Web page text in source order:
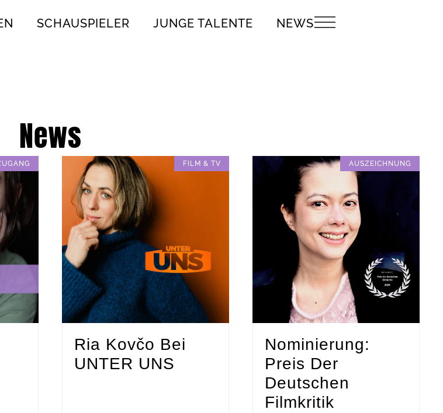
SCHAUSPIELER JUNGE TALENTE NEWS
News
FILM & TV
Ria Kovčo Bei
UNTER UNS
AUSZEICHNUNG
Nominierung:
Preis Der
Deutschen
Filmkritik